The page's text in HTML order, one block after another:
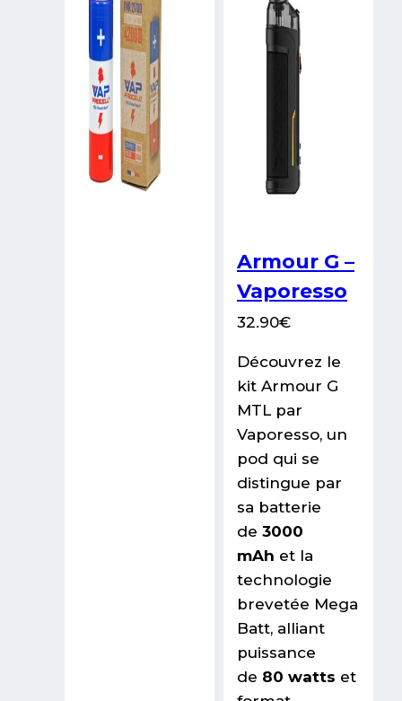
Armour G –
Vaporesso
32.90€
Découvrez le
kit Armour G
MTL par
Vaporesso, un
pod qui se
distingue par
sa batterie
de 3000
mAh et la
technologie
brevetée Mega
Batt, alliant
puissance
de 80 watts et